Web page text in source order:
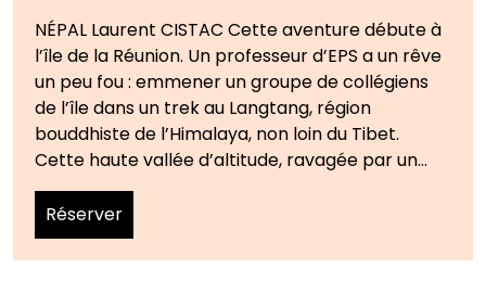
NÉPAL Laurent CISTAC Cette aventure débute à
l’île de la Réunion. Un professeur d’EPS a un rêve
un peu fou : emmener un groupe de collégiens
de l’île dans un trek au Langtang, région
bouddhiste de l’Himalaya, non loin du Tibet.
Cette haute vallée d’altitude, ravagée par un…
Réserver